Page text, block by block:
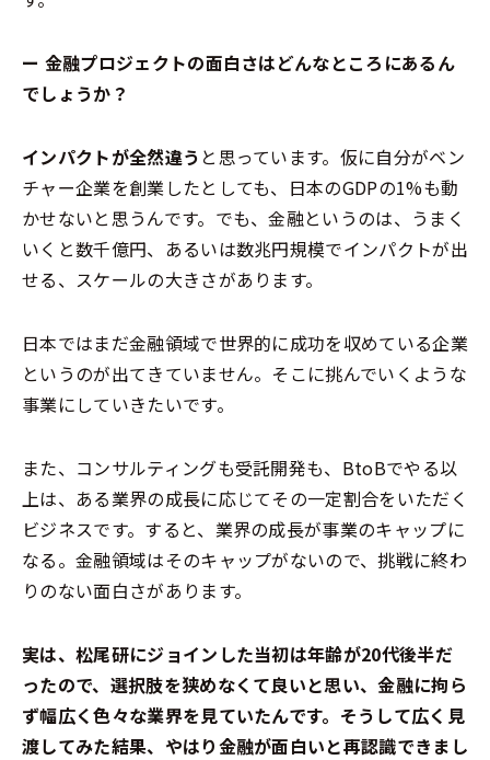
ー 金融プロジェクトの面白さはどんなところにあるん
でしょうか？
インパクトが全然違う と思っています。仮に自分がベン
チャー企業を創業したとしても、日本のGDPの1%も動
かせないと思うんです。でも、金融というのは、うまく
いくと数千億円、あるいは数兆円規模でインパクトが出
せる、スケールの大きさがあります。
日本ではまだ金融領域で世界的に成功を収めている企業
というのが出てきていません。そこに挑んでいくような
事業にしていきたいです。
また、コンサルティングも受託開発も、BtoBでやる以
上は、ある業界の成長に応じてその一定割合をいただく
ビジネスです。すると、業界の成長が事業のキャップに
なる。金融領域はそのキャップがないので、挑戦に終わ
りのない面白さがあります。
実は、松尾研にジョインした当初は年齢が20代後半だ
ったので、選択肢を狭めなくて良いと思い、金融に拘ら
ず幅広く色々な業界を見ていたんです。そうして広く見
渡してみた結果、やはり金融が面白いと再認識できまし